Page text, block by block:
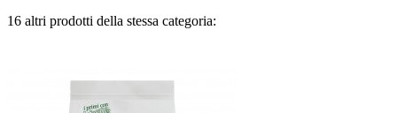
16 altri prodotti della stessa categoria: